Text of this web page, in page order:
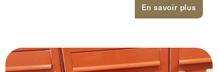
En savoir plus